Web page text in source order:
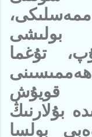
بولىشى
تۇغما
قويۇش
بۇلارنىڭ
بولسا